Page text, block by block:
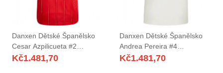
Danxen Dětské Španělsko
Cesar Azpilicueta #2
Červená Námořnická Žlutá
Kč1.481,70
Danxen Dětské Španělsko
Andrea Pereira #4
Smetanová Vínová Daleko
Kč1.481,70